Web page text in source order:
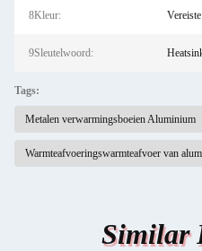
8Kleur:
9Sleutelwoord:
Tags:
Metalen verwarmingsboeien Aluminium
Warmteafvoeringswarmteafvoer van
Similar